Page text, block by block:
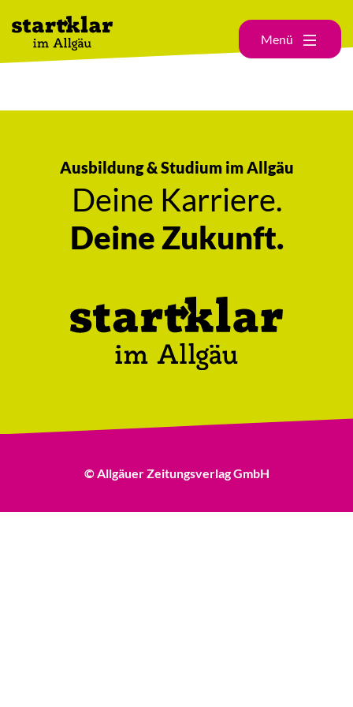
Menü
Ausbildung & Studium im Allgäu
Deine Karriere.
Deine Zukunft.
© Allgäuer Zeitungsverlag GmbH